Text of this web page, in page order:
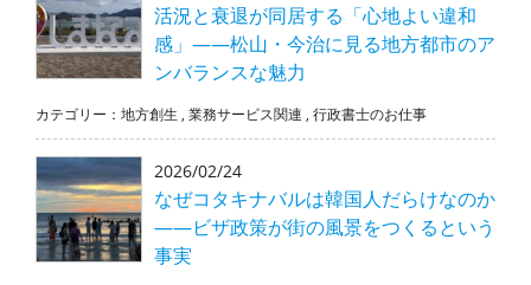
活況と衰退が同居する「心地よい違和
感」――松山・今治に見る地方都市のア
ンバランスな魅力
カテゴリー： 地方創生 , 業務サービス関連 , 行政書士のお仕事
2026/02/24
なぜコタキナバルは韓国人だらけなのか
――ビザ政策が街の風景をつくるという
事実